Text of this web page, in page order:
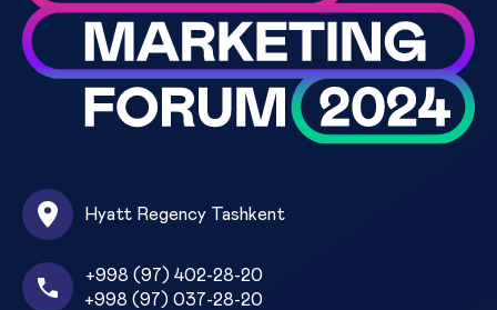
Hyatt Regency Tashkent
+998 (97) 402-28-20
+998 (97) 037-28-20